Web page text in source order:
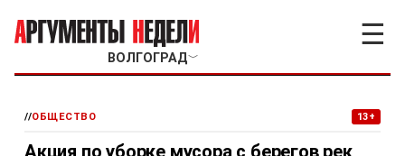
ВОЛГОГРАД﹀
☰
//ОБЩЕСТВО 13+
Акция по уборке мусора с берегов рек